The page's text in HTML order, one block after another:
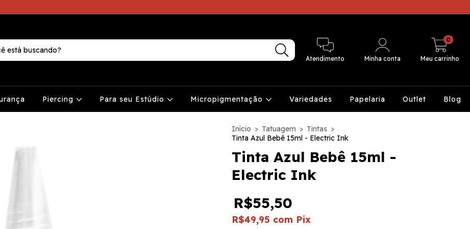
Atendimento Minha conta Meu carrinho
0
Piercing Para seu Estúdio Micropigmentação Variedades Papelaria Outlet Blog
Início > Tatuagem > Tintas >
Tinta Azul Bebê 15ml - Electric Ink
Tinta Azul Bebê 15ml -
Electric Ink
R$55,50
R$49,95 com Pix